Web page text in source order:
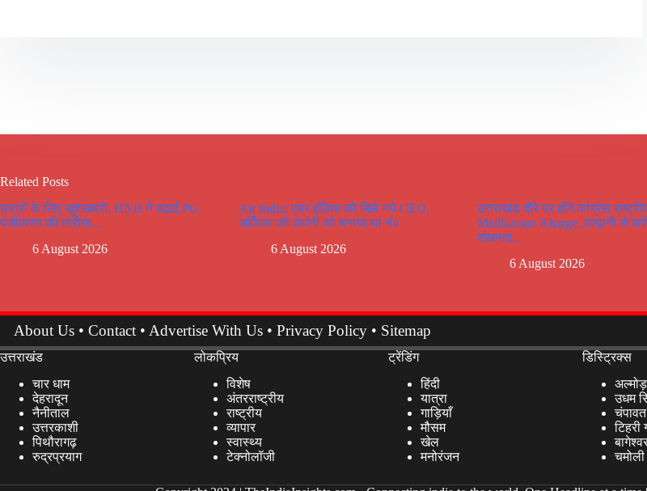
Related Posts
छात्रों के लिए खुशखबरी, HNB ने बढ़ाई PG
पंजीकरण की तारीख…
6 August 2026
Air India: एयर इंडिया को मिले नये CEO,
अर्फिका की कंपंनी को बनाया था नं०
6 August 2026
उत्तराखंड दौरे पर होंगे कांग्रेस
Mallikarjun Kharge, हल्द्वानी से
शंखनाद..
6 August 2026
About Us • Contact • Advertise With Us • Privacy Policy • Sitemap
उत्तराखंड
चार धाम
देहरादून
नैनीताल
उत्तरकाशी
पिथौरागढ़
रुद्रप्रयाग
लोकप्रिय
विशेष
अंतरराष्ट्रीय
राष्ट्रीय
व्यापार
स्वास्थ्य
टेक्नोलॉजी
ट्रेंडिंग
हिंदी
यात्रा
गाड़ियाँ
मौसम
खेल
मनोरंजन
डिस्ट्रिक्स
उधम
चंपावत
टिहरी
चमोली